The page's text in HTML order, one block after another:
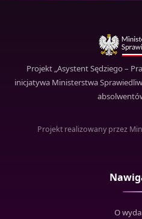
Projekt „Asystent Sędziego –
inicjatywa Ministerstwa
Projekt realizowany przez
O